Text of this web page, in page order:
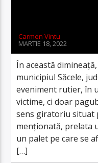
Carmen Vintu
MARTIE 18, 2022
În această
municipiul Săcele,
eveniment rutier, în
victime, ci doar
sens giratoriu situat
menționată, prelata
un palet pe care se
[…]